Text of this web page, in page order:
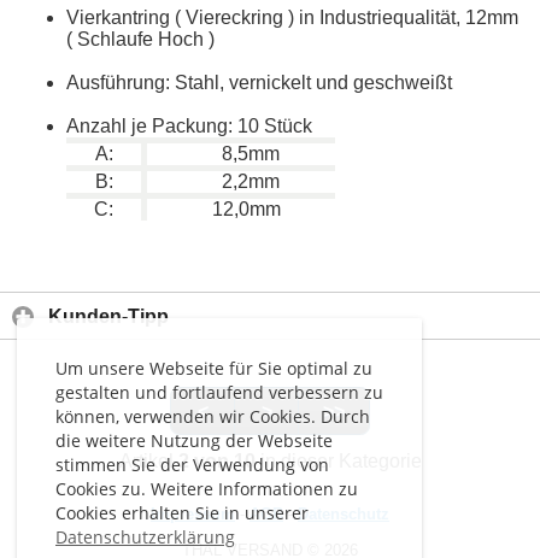
Um unsere Webseite für Sie optimal zu
gestalten und fortlaufend verbessern zu
können, verwenden wir Cookies. Durch
die weitere Nutzung der Webseite
stimmen Sie der Verwendung von
Cookies zu. Weitere Informationen zu
Cookies erhalten Sie in unserer
Datenschutzerklärung
Vierkantring ( Viereckring ) in Industriequalität, 12mm
( Schlaufe Hoch )
Ausführung: Stahl, vernickelt und geschweißt
Anzahl je Packung: 10 Stück
A:
8,5mm
B:
2,2mm
C:
12,0mm
Kunden-Tipp
< > >>
Artikel2 von 10in dieser Kategorie
Impressum-AGB-Datenschutz
THAL VERSAND © 2026